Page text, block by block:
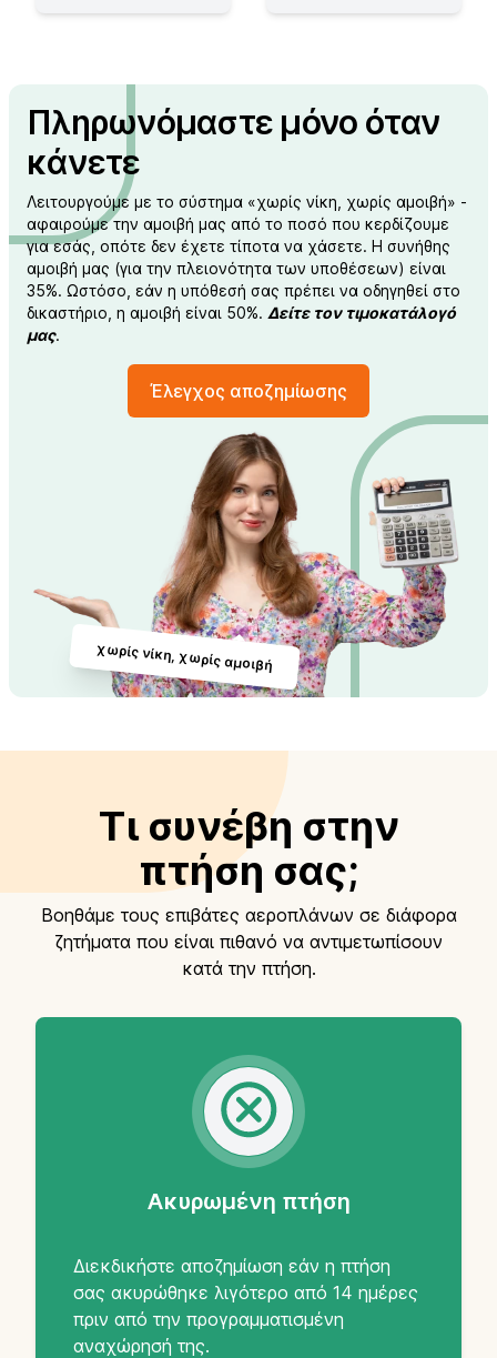
Πληρωνόμαστε μόνο όταν
κάνετε
Λειτουργούμε με το σύστημα «χωρίς νίκη, χωρίς αμοιβή» -
αφαιρούμε την αμοιβή μας από το ποσό που κερδίζουμε
για εσάς, οπότε δεν έχετε τίποτα να χάσετε. Η συνήθης
αμοιβή μας (για την πλειονότητα των υποθέσεων) είναι
35%. Ωστόσο, εάν η υπόθεσή σας πρέπει να οδηγηθεί στο
δικαστήριο, η αμοιβή είναι 50%. Δείτε τον τιμοκατάλογό
μας.
Έλεγχος αποζημίωσης
χωρίς νίκη, χωρίς αμοιβή
Τι συνέβη στην
πτήση σας;
Βοηθάμε τους επιβάτες αεροπλάνων σε διάφορα
ζητήματα που είναι πιθανό να αντιμετωπίσουν
κατά την πτήση.
Ακυρωμένη πτήση
Διεκδικήστε αποζημίωση εάν η πτήση
σας ακυρώθηκε λιγότερο από 14 ημέρες
πριν από την προγραμματισμένη
αναχώρησή της.